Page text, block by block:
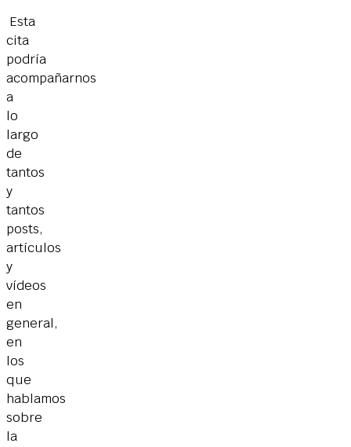
Esta
cita
podría
acompañarnos
a
lo
largo
de
tantos
y
tantos
posts,
artículos
y
vídeos
en
general,
en
los
que
hablamos
sobre
la